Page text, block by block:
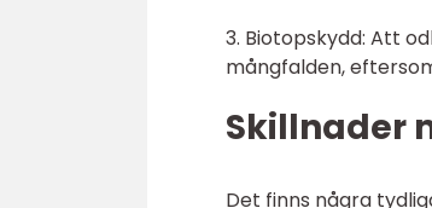
3. Biotopskydd: Att
mångfalden,
Skillnader
Det finns några